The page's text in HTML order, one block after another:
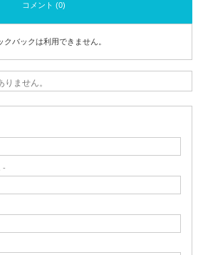
コメント (0)
クバックは利用できません。
ません。
-